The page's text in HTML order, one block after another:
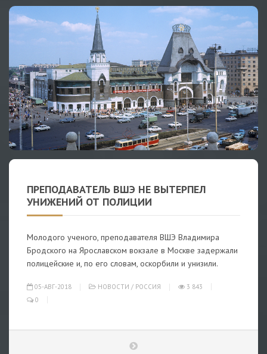
ПРЕПОДАВАТЕЛЬ ВШЭ НЕ ВЫТЕРПЕЛ
УНИЖЕНИЙ ОТ ПОЛИЦИИ
Молодого ученого, преподавателя ВШЭ Владимира
Бродского на Ярославском вокзале в Москве задержали
полицейские и, по его словам, оскорбили и унизили.
05-АВГ-2018 НОВОСТИ / РОССИЯ
3 843
0